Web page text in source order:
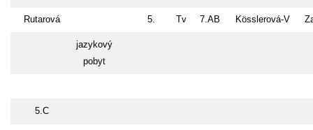
Rutarová 5. Tv 7.AB Kösslerová-V
jazykový
pobyt
5.C